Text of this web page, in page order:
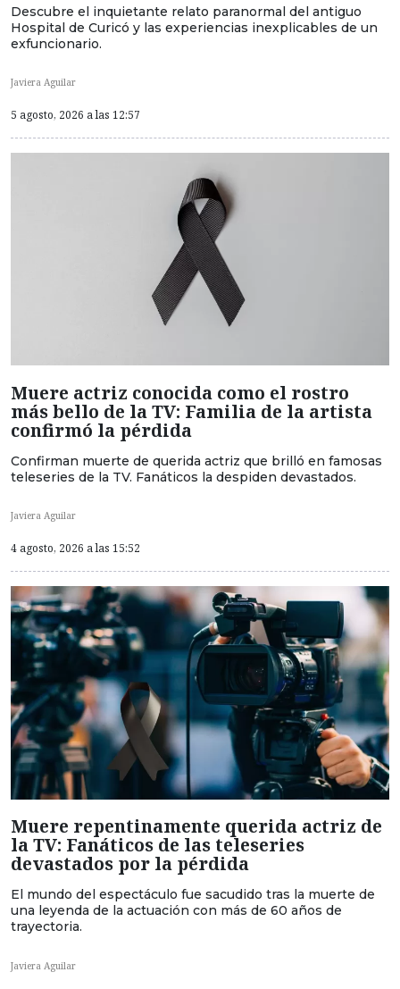
Descubre el inquietante relato paranormal del antiguo
Hospital de Curicó y las experiencias inexplicables de un
exfuncionario.
Javiera Aguilar
5 agosto, 2026 a las 12:57
Muere actriz conocida como el rostro
más bello de la TV: Familia de la artista
confirmó la pérdida
Confirman muerte de querida actriz que brilló en famosas
teleseries de la TV. Fanáticos la despiden devastados.
Javiera Aguilar
4 agosto, 2026 a las 15:52
Muere repentinamente querida actriz de
la TV: Fanáticos de las teleseries
devastados por la pérdida
El mundo del espectáculo fue sacudido tras la muerte de
una leyenda de la actuación con más de 60 años de
trayectoria.
Javiera Aguilar